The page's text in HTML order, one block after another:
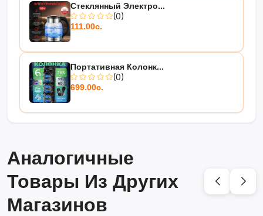
Стеклянный Электро...
(0)
111.00с.
Портативная Колонк...
(0)
699.00с.
Аналогичные
Товары Из Других
Магазинов